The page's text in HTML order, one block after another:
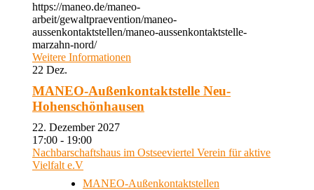
https://maneo.de/maneo-
arbeit/gewaltpraevention/maneo-
aussenkontaktstellen/maneo-aussenkontaktstelle-
marzahn-nord/
Weitere Informationen
22 Dez.
MANEO-Außenkontaktstelle Neu-
Hohenschönhausen
22. Dezember 2027
17:00 - 19:00
Nachbarschaftshaus im Ostseeviertel Verein für aktive
Vielfalt e.V
MANEO-Außenkontaktstellen